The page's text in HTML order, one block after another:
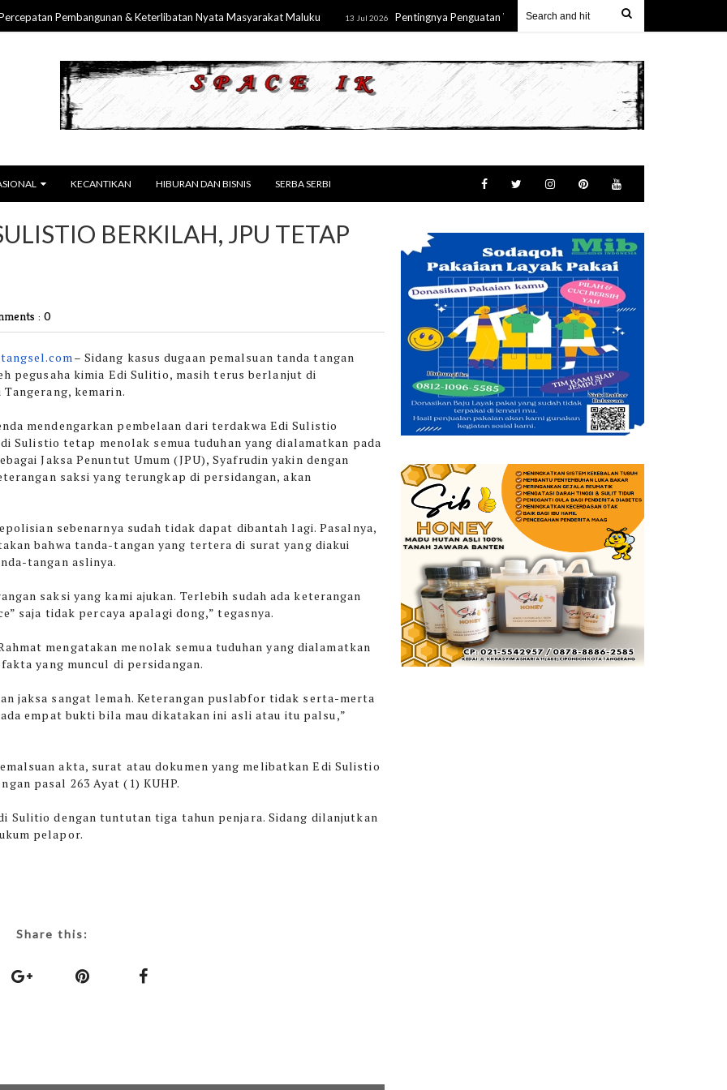
Pembangunan & Keterlibatan Nyata Masyarakat Maluku 13 Jul 2026 Pentingnya Penguatan Wawasan Kebangsaan Melalui Pemahaman Terhadap
KECANTIKAN HIBURAN DAN BISNIS SERBA SERBI
BERKILAH, JPU TETAP
: 0
– Sidang kasus dugaan pemalsuan tanda tangan
pegusaha kimia Edi Sulitio, masih terus berlanjut di
kemarin.
mendengarkan pembelaan dari terdakwa Edi Sulistio
Sulistio tetap menolak semua tuduhan yang dialamatkan pada
Jaksa Penuntut Umum (JPU), Syafrudin yakin dengan
saksi yang terungkap di persidangan, akan
sebenarnya sudah tidak dapat dibantah lagi. Pasalnya,
bahwa tanda-tangan yang tertera di surat yang diakui
tangan aslinya.
saksi yang kami ajukan. Terlebih sudah ada keterangan
saja tidak percaya apalagi dong,” tegasnya.
mengatakan menolak semua tuduhan yang dialamatkan
yang muncul di persidangan.
jaksa sangat lemah. Keterangan puslabfor tidak serta-merta
empat bukti bila mau dikatakan ini asli atau itu palsu,”
akta, surat atau dokumen yang melibatkan Edi Sulistio
pasal 263 Ayat (1) KUHP.
Sulitio dengan tuntutan tiga tahun penjara. Sidang dilanjutkan
pelapor.
Share this: